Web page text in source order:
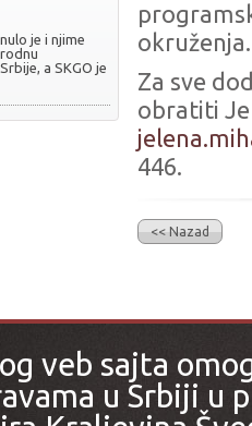
je i njime
a SKGO je
okruženja.
Za sve
obratiti
446.
<< Nazad
veb sajta
u Srbiji u